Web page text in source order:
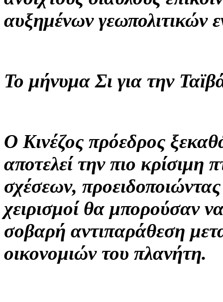
αυξημένων γεωπολιτικών
Το μήνυμα Σι για την
Ο Κινέζος πρόεδρος
αποτελεί την πιο κρίσιμη
σχέσεων,
χειρισμοί θα μπορούσαν
σοβαρή αντιπαράθεση
οικονομιών του πλανήτη.